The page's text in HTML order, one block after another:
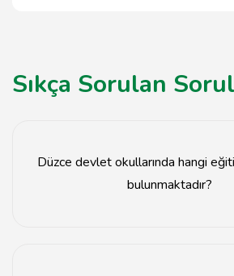
Sıkça Sorulan
Düzce devlet okullarında hangi
bulunmaktadır?